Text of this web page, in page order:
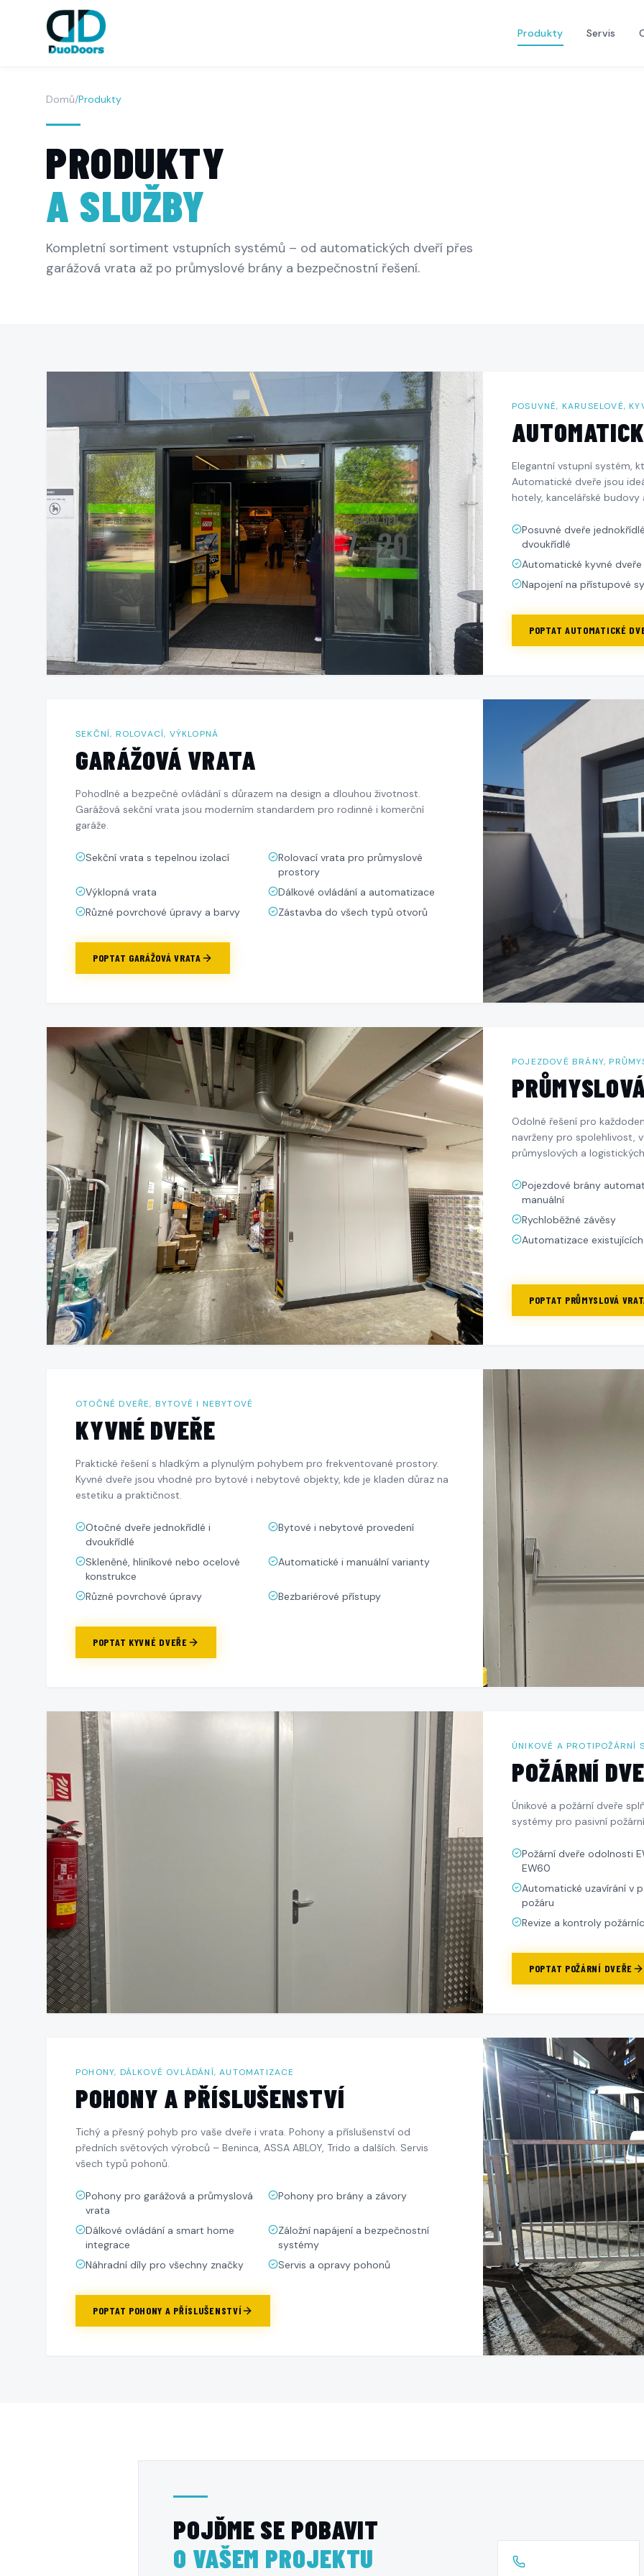
Produkty Servis
Domů/Produkty
PRODUKTY
A SLUŽBY
Kompletní sortiment vstupních systémů – od automatických dveří přes
garážová vrata až po průmyslové brány a bezpečnostní řešení.
POSUVNÉ, KARUSELOVÉ,
Elegantní vstupní systém,
Automatické dveře jsou
hotely, kancelářské
Posuvné dveře
dvoukřídlé
Automatické kyvné dveře
Napojení na přístupové
POPTAT AUTOMATICKÉ
SEKČNÍ, ROLOVACÍ, VÝKLOPNÁ
GARÁŽOVÁ VRATA
Pohodlné a bezpečné ovládání s důrazem na design a dlouhou životnost.
Garážová sekční vrata jsou moderním standardem pro rodinné i komerční
garáže.
Sekční vrata s tepelnou izolací
Rolovací vrata pro průmyslové
prostory
Výklopná vrata
Dálkové ovládání a automatizace
Různé povrchové úpravy a barvy
Zástavba do všech typů otvorů
POPTAT GARÁŽOVÁ VRATA
POJEZDOVÉ BRÁNY,
Odolné řešení pro
navrženy pro spolehlivost,
průmyslových a
Pojezdové brány
manuální
Rychloběžné závěsy
Automatizace
POPTAT PRŮMYSLOVÁ
OTOČNÉ DVEŘE, BYTOVÉ I NEBYTOVÉ
KYVNÉ DVEŘE
Praktické řešení s hladkým a plynulým pohybem pro frekventované prostory.
Kyvné dveře jsou vhodné pro bytové i nebytové objekty, kde je kladen důraz na
estetiku a praktičnost.
Otočné dveře jednokřídlé i
dvoukřídlé
Bytové i nebytové provedení
Skleněné, hliníkové nebo ocelové
konstrukce
Automatické i manuální varianty
Různé povrchové úpravy Bezbariérové přístupy
POPTAT KYVNÉ DVEŘE
ÚNIKOVÉ A PROTIPOŽÁRNÍ
POŽÁRNÍ
Únikové a požární dveře
systémy pro pasivní
Požární dveře odolnosti
EW60
Automatické uzavírání v
požáru
Revize a kontroly
POPTAT POŽÁRNÍ DVEŘE
POHONY, DÁLKOVÉ OVLÁDÁNÍ, AUTOMATIZACE
POHONY A PŘÍSLUŠENSTVÍ
Tichý a přesný pohyb pro vaše dveře i vrata. Pohony a příslušenství od
předních světových výrobců – Beninca, ASSA ABLOY, Trido a dalších. Servis
všech typů pohonů.
Pohony pro garážová a průmyslová
vrata
Pohony pro brány a závory
Dálkové ovládání a smart home
integrace
Záložní napájení a bezpečnostní
systémy
Náhradní díly pro všechny značky
Servis a opravy pohonů
POPTAT POHONY A PŘÍSLUŠENSTVÍ
POJĎME SE POBAVIT
O VAŠEM PROJEKTU